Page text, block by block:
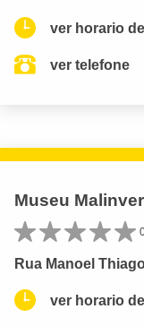
ver horario
ver telefone
Museu
Rua Manoel
ver horario